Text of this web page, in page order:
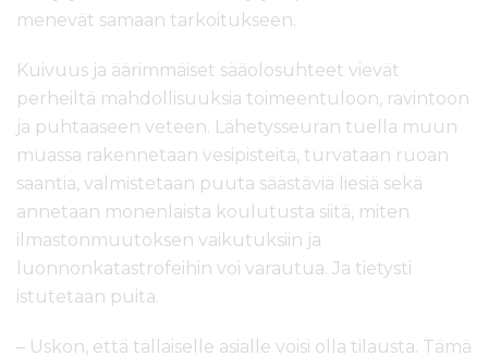
menevät samaan tarkoitukseen.
Kuivuus ja äärimmäiset sääolosuhteet vievät
perheiltä mahdollisuuksia toimeentuloon, ravintoon
ja puhtaaseen veteen. Lähetysseuran tuella muun
muassa rakennetaan vesipisteitä, turvataan ruoan
saantia, valmistetaan puuta säästäviä liesiä sekä
annetaan monenlaista koulutusta siitä, miten
ilmastonmuutoksen vaikutuksiin ja
luonnonkatastrofeihin voi varautua. Ja tietysti
istutetaan puita.
– Uskon, että tällaiselle asialle voisi olla tilausta. Tämä